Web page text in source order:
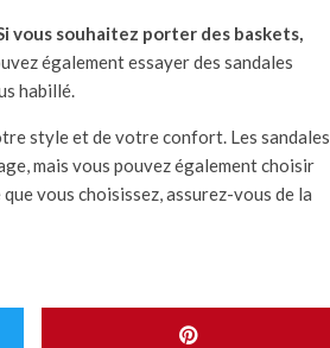
vous souhaitez porter des baskets,
également essayer des sandales
habillé.
style et de votre confort. Les sandales
mais vous pouvez également choisir
vous choisissez, assurez-vous de la